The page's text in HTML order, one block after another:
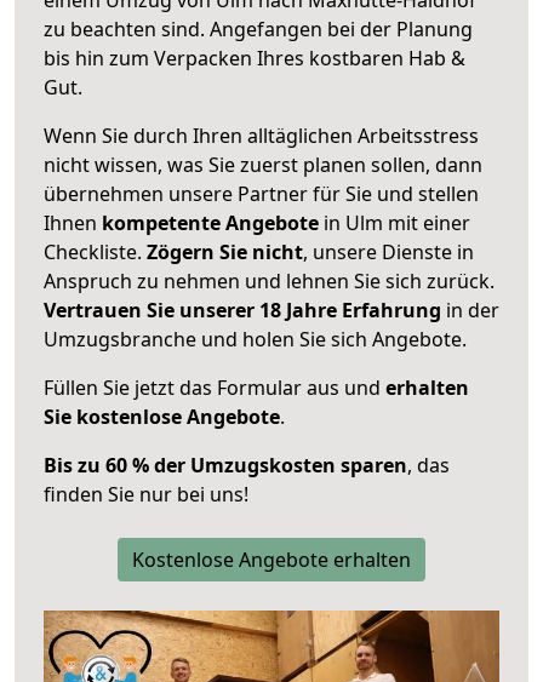
zu beachten sind. Angefangen bei der Planung
bis hin zum Verpacken Ihres kostbaren Hab &
Gut.
Wenn Sie durch Ihren alltäglichen Arbeitsstress
nicht wissen, was Sie zuerst planen sollen, dann
übernehmen unsere Partner für Sie und stellen
Ihnen kompetente Angebote in Ulm mit einer
Checkliste. Zögern Sie nicht, unsere Dienste in
Anspruch zu nehmen und lehnen Sie sich zurück.
Vertrauen Sie unserer 18 Jahre Erfahrung in der
Umzugsbranche und holen Sie sich Angebote.
Füllen Sie jetzt das Formular aus und erhalten
Sie kostenlose Angebote.
Bis zu 60 % der Umzugskosten sparen, das
finden Sie nur bei uns!
Kostenlose Angebote erhalten